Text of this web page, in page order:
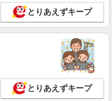
宿店≫ 東京都新宿区歌舞伎町1
丁目 ■新宿(東京メトロ丸ノ内
■西武新宿(西武新宿線)南口(約4
東京メトロ丸ノ内線)B9口(約6分)
詳細を見る
ルミネエスト新宿店
パレル販売スタッフ
243,800円〜400,000円 経験者
とりあえずキープ
とりあえずキープ